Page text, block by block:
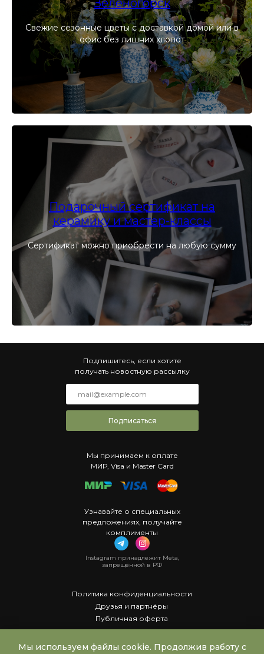
Свежие сезонные цветы с доставкой домой или в
офис без лишних хлопот
Подарочный сертификат на
керамику и мастер-классы
Сертификат можно приобрести на любую сумму
Узнавайте о специальных
предложениях, получайте
комплименты
Мы принимаем к оплате
МИР, Visa и Master Card
Instagram принадлежит Meta,
запрещённой в РФ
Политика конфиденциальности
Публичная оферта
Друзья и партнёры
Подписаться
Подпишитесь, если хотите
получать новостную рассылку
Мы используем файлы cookie. Продолжив работу с